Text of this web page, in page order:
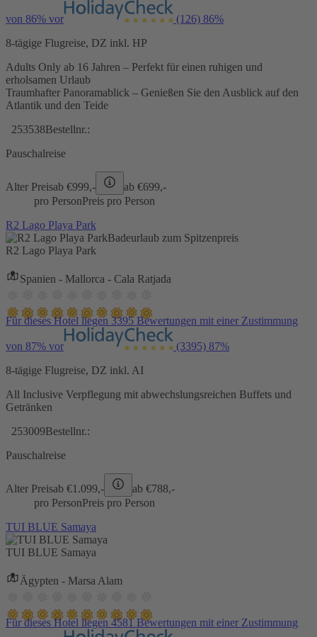
von 86% vor (126) 86%
8-tägige Flugreise, DZ inkl. HP
Adults Only ab 16 Jahren – Perfekt für einen ruhigen und
erholsamen Urlaub
Traumhafter Panoramablick – Genießen Sie den Ausblick auf den
Atlantik und den Teide
253538Bestellnr.:
Pauschalreise
Alter Preisab €999,- ab €699,-
pro PersonPreis pro Person
R2 Lago Playa Park
Badeurlaub zum Spitzenpreis
R2 Lago Playa Park
Spanien - Mallorca - Cala Ratjada
Für dieses Hotel liegen 3395 Bewertungen mit einer Zustimmung
von 87% vor (3395) 87%
8-tägige Flugreise, DZ inkl. AI
All Inclusive Verpflegung mit abwechslungsreichen Buffets und
Getränken
253009Bestellnr.:
Pauschalreise
Alter Preisab €1.099,- ab €788,-
pro PersonPreis pro Person
TUI BLUE Samaya
TUI BLUE Samaya
Ägypten - Marsa Alam
Für dieses Hotel liegen 4581 Bewertungen mit einer Zustimmung